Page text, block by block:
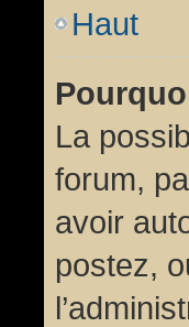
Haut
La
forum,
avoir
postez,